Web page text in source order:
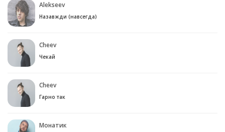
Alekseev
Назавжди (навсегда)
Cheev
Чекай
Cheev
Гарно так
Монатик